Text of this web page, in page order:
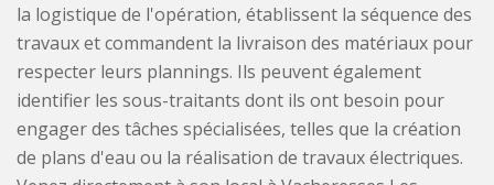
la logistique de l'opération, établissent la séquence des
travaux et commandent la livraison des matériaux pour
respecter leurs plannings. Ils peuvent également
identifier les sous-traitants dont ils ont besoin pour
engager des tâches spécialisées, telles que la création
de plans d'eau ou la réalisation de travaux électriques.